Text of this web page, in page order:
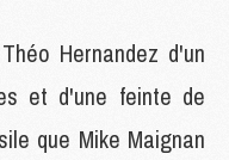
Hernandez d'un
et d'une feinte de
que Mike Maignan